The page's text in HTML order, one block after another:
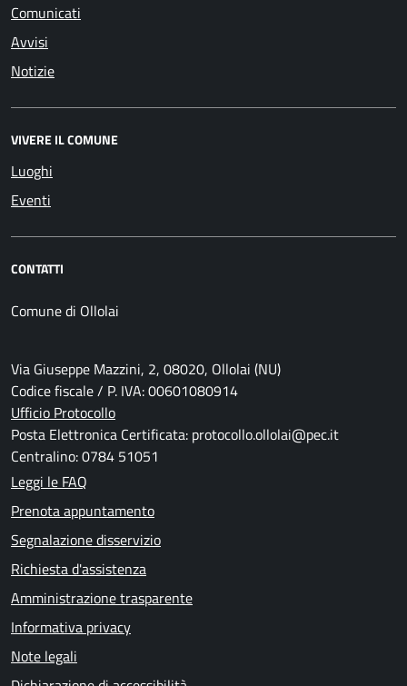
Comunicati
Avvisi
Notizie
VIVERE IL COMUNE
Luoghi
Eventi
CONTATTI
Comune di Ollolai
Via Giuseppe Mazzini, 2, 08020, Ollolai (NU)
Codice fiscale / P. IVA: 00601080914
Ufficio Protocollo
Posta Elettronica Certificata: protocollo.ollolai@pec.it
Centralino: 0784 51051
Leggi le FAQ
Prenota appuntamento
Segnalazione disservizio
Richiesta d'assistenza
Amministrazione trasparente
Informativa privacy
Note legali